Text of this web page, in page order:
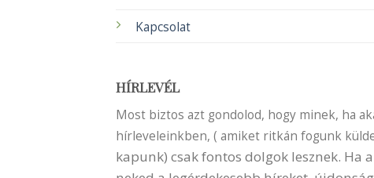
Kapcsolat
HÍRLEVÉL
Most biztos azt gondolod, hogy minek, ha
hírleveleinkben, ( amiket ritkán fogunk
kapunk) csak fontos dolgok lesznek. Ha